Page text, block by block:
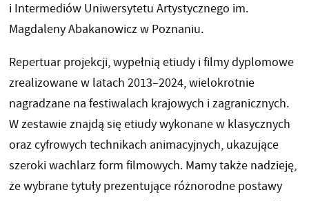
i Intermediów Uniwersytetu Artystycznego im.
Magdaleny Abakanowicz w Poznaniu.
Repertuar projekcji, wypełnią etiudy i filmy dyplomowe
zrealizowane w latach 2013–2024, wielokrotnie
nagradzane na festiwalach krajowych i zagranicznych.
W zestawie znajdą się etiudy wykonane w klasycznych
oraz cyfrowych technikach animacyjnych, ukazujące
szeroki wachlarz form filmowych. Mamy także nadzieję,
że wybrane tytuły prezentujące różnorodne postawy